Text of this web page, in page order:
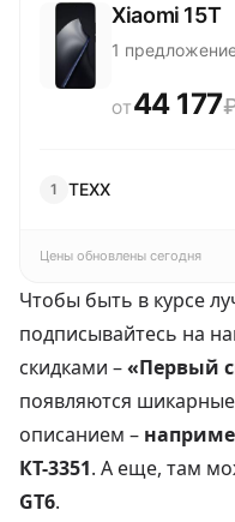
Xiaomi 15T
1
ОТ 44 177
1 TEХX
Цены обновлены сегодня
Чтобы быть в курсе
подписывайтесь на
скидками –«Первый
появляются
описанием –
КТ-3351. А еще, там
GT6.